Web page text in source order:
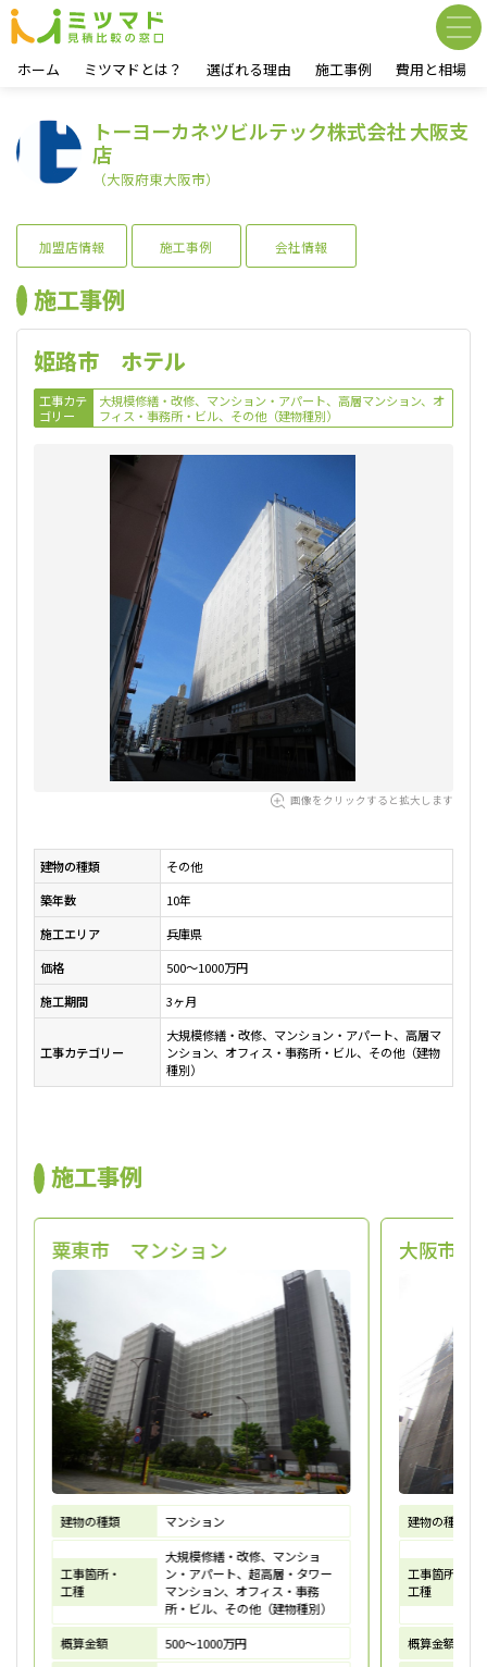
ホーム ミツマドとは？ 選ばれる理由 施工事例 費用と相場
トーヨーカネツビルテック株式会社 大阪支
店
（大阪府東大阪市）
加盟店情報 施工事例 会社情報
施工事例
姫路市 ホテル
工事カテ
ゴリー
大規模修繕・改修、マンション・アパート、高層マンション、オ
フィス・事務所・ビル、その他（建物種別）
画像をクリックすると拡大します
建物の種類
その他
築年数
10年
施工エリア
兵庫県
価格
500～1000万円
施工期間
3ヶ月
工事カテゴリー
大規模修繕・改修、マンション・アパート、高層マ
ンション、オフィス・事務所・ビル、その他（建物
種別）
施工事例
粟東市 マンション
建物の種類 マンション
工事箇所・
工種
大規模修繕・改修、マンショ
ン・アパート、超高層・タワー
マンション、オフィス・事務
所・ビル、その他（建物種別）
概算金額
500～1000万円
大阪市
建物の種類
工事箇所・
工種
概算金額